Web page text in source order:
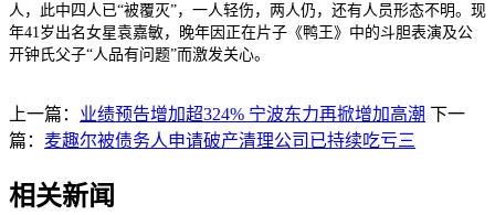
人，此中四人已“被覆灭”，一人轻伤，两人仍，还有人员形态不明。现
年41岁出名女星袁嘉敏，晚年因正在片子《鸭王》中的斗胆表演及公
开钟氏父子“人品有问题”而激发关心。
上一篇： 业绩预告增加超324% 宁波东力再掀增加高潮 下一
篇： 麦趣尔被债务人申请破产清理公司已持续吃亏三
相关新闻